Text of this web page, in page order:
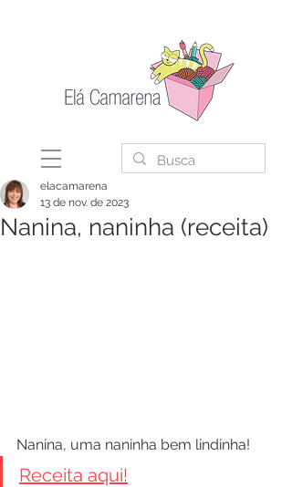
Nanina, naninha (receita)
elacamarena
13 de nov. de 2023
Nanina, uma naninha bem lindinha!
Receita aqui!